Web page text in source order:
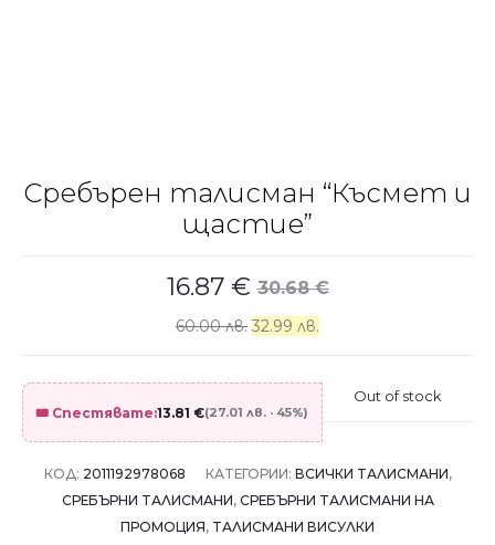
Сребърен талисман “Късмет и
щастие”
30.68€
16.87 €
60.00 лв. 32.99 лв.
🎟️ Спестявате:13.81€(27.01 лв. · 45%)
Out of stock
КОД: 2011192978068 КАТЕГОРИИ: ВСИЧКИ ТАЛИСМАНИ,
СРЕБЪРНИ ТАЛИСМАНИ, СРЕБЪРНИ ТАЛИСМАНИ НА
ПРОМОЦИЯ, ТАЛИСМАНИ ВИСУЛКИ